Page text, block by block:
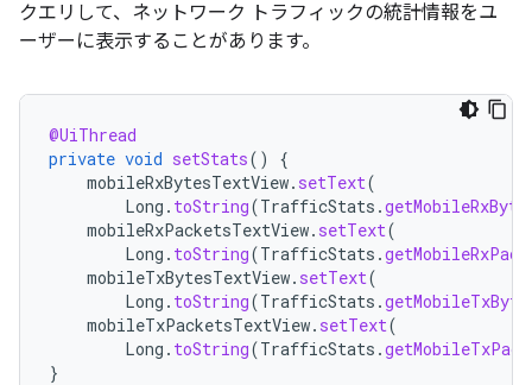
クエリして、ネットワーク トラフィックの統計情報をユ
ーザーに表示することがあります。
@UiThread
private void setStats()
{
mobileRxBytesTextView. setText(
Long . toString(TrafficStats .
mobileRxPacketsTextView. setText(
Long . toString(TrafficStats .
mobileTxBytesTextView. setText(
Long . toString(TrafficStats .
mobileTxPacketsTextView. setText(
Long . toString(TrafficStats .
}